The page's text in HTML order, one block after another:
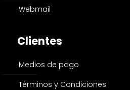
Webmail
Clientes
Medios de pago
Términos y Condiciones